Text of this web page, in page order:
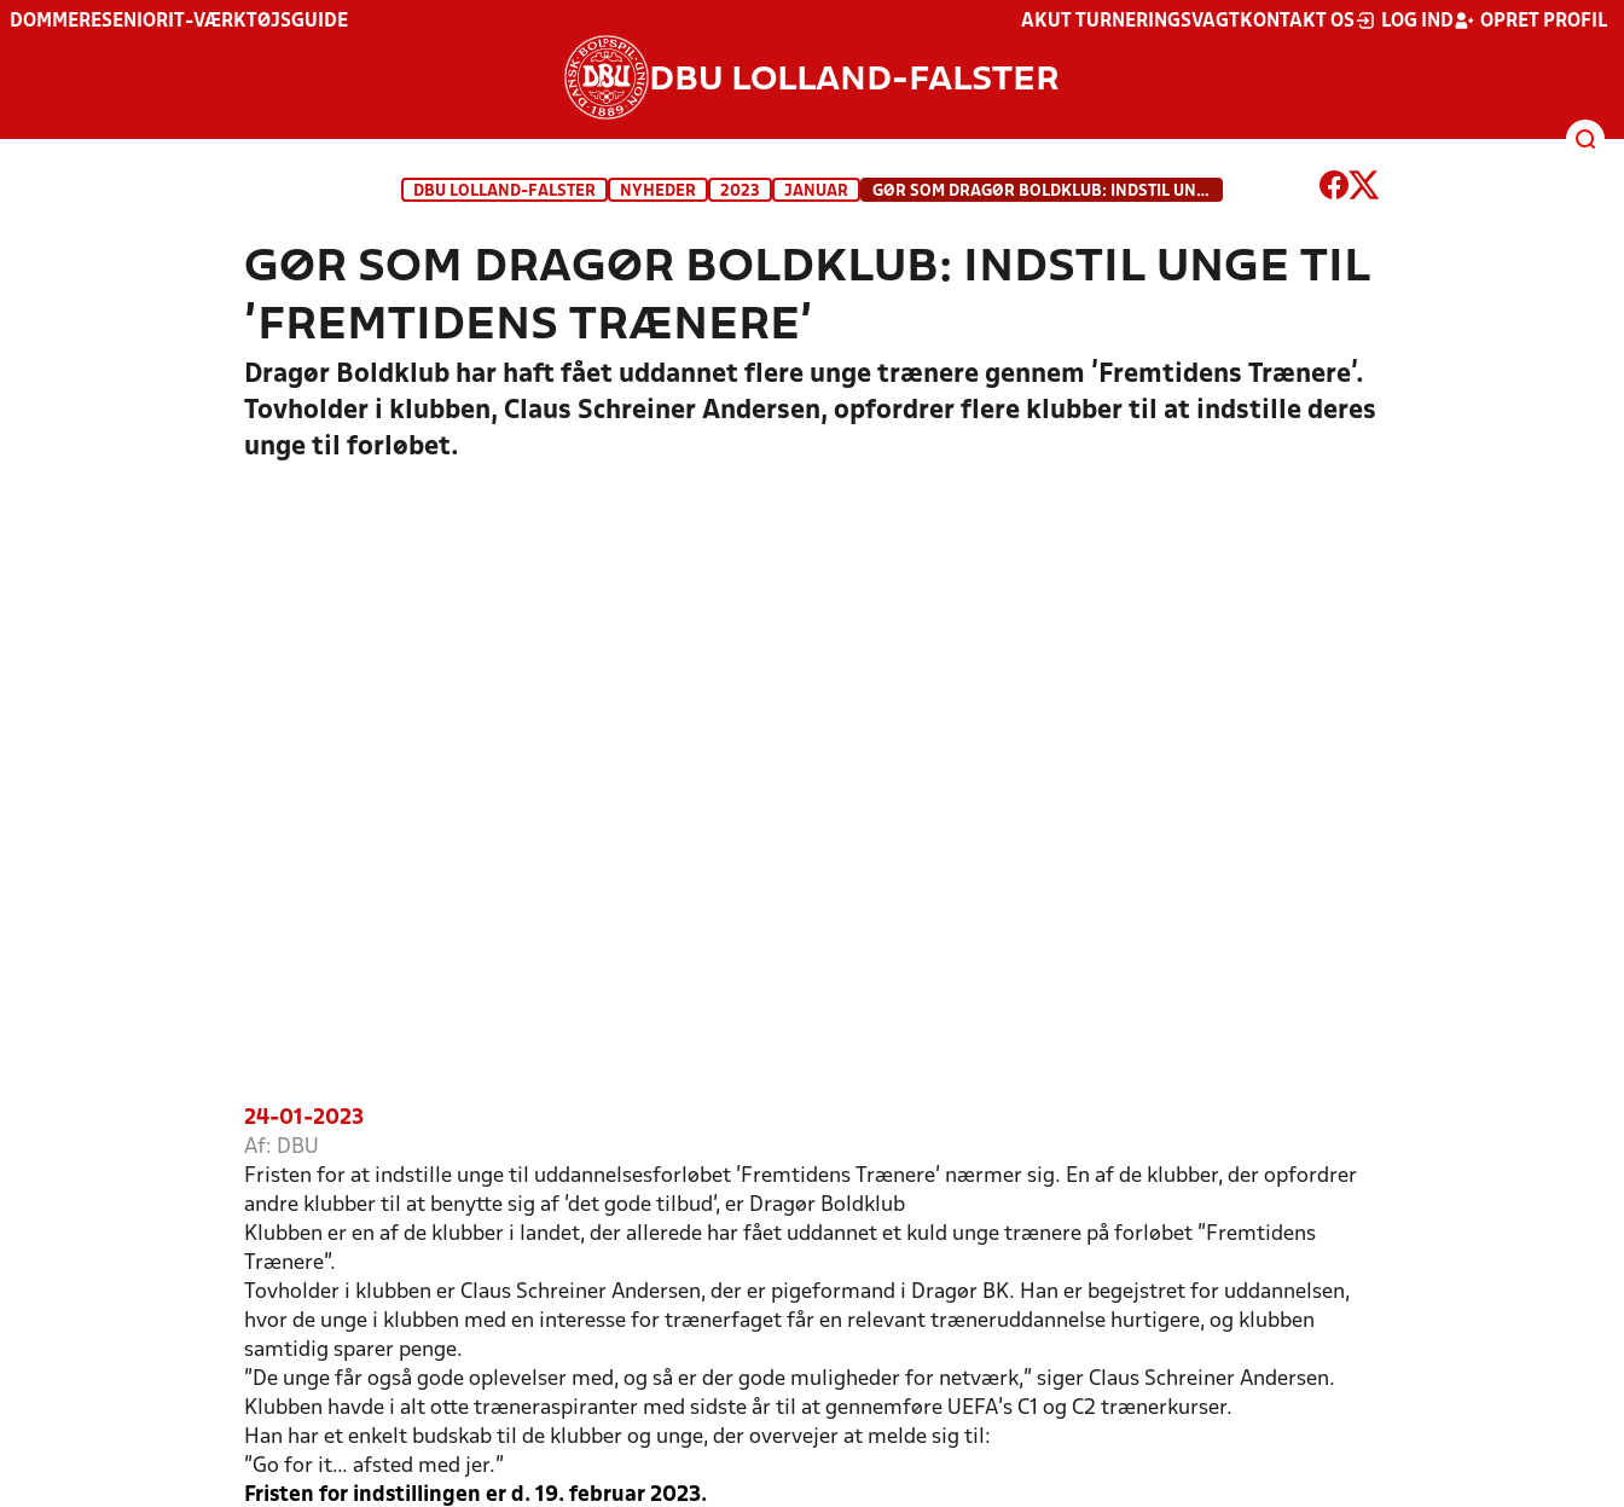
DOMMERESENIOR IT-VÆRKTØJSGUIDE AKUT TURNERINGSVAGT KONTAKT OS LOG IND OPRET PROFIL
DBU LOLLAND-FALSTER
DBU LOLLAND-FALSTER NYHEDER 2023 JANUAR GØR SOM DRAGØR BOLDKLUB: INDSTIL UNGE TIL ’FREMTIDENS TRÆNERE’
GØR SOM DRAGØR BOLDKLUB: INDSTIL UNGE TIL
’FREMTIDENS TRÆNERE’
Dragør Boldklub har haft fået uddannet flere unge trænere gennem ’Fremtidens Trænere’.
Tovholder i klubben, Claus Schreiner Andersen, opfordrer flere klubber til at indstille deres
unge til forløbet.
24-01-2023
Af: DBU
Fristen for at indstille unge til uddannelsesforløbet ’Fremtidens Trænere’ nærmer sig. En af de klubber, der opfordrer
andre klubber til at benytte sig af ’det gode tilbud’, er Dragør Boldklub
Klubben er en af de klubber i landet, der allerede har fået uddannet et kuld unge trænere på forløbet ”Fremtidens
Trænere”.
Tovholder i klubben er Claus Schreiner Andersen, der er pigeformand i Dragør BK. Han er begejstret for uddannelsen,
hvor de unge i klubben med en interesse for trænerfaget får en relevant træneruddannelse hurtigere, og klubben
samtidig sparer penge.
”De unge får også gode oplevelser med, og så er der gode muligheder for netværk,” siger Claus Schreiner Andersen.
Klubben havde i alt otte træneraspiranter med sidste år til at gennemføre UEFA’s C1 og C2 trænerkurser.
Han har et enkelt budskab til de klubber og unge, der overvejer at melde sig til:
”Go for it… afsted med jer.”
Fristen for indstillingen er d. 19. februar 2023.